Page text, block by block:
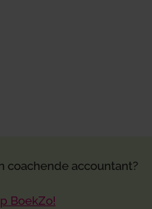
coachende accountant?
BoekZo!